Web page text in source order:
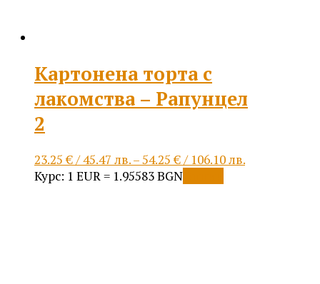
Картонена торта с
лакомства – Рапунцел
2
23.25€/ 45.47 лв.–54.25€/ 106.10 лв.Price
Курс: 1 EUR = 1.95583 BGN